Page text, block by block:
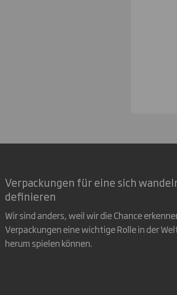
Verpackungen für eine sich
definieren
Wir sind anders, weil wir die Chance
Verpackungen eine wichtige Rolle in der
herum spielen können.